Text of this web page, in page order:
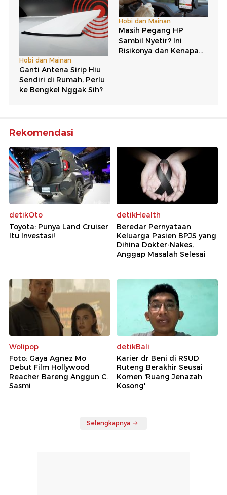
Rekomendasi
detikOto
Toyota: Punya Land Cruiser
Itu Investasi!
detikHealth
Beredar Pernyataan
Keluarga Pasien BPJS yang
Dihina Dokter-Nakes,
Anggap Masalah Selesai
Wolipop
Foto: Gaya Agnez Mo
Debut Film Hollywood
Reacher Bareng Anggun C.
Sasmi
detikBali
Karier dr Beni di RSUD
Ruteng Berakhir Seusai
Komen 'Ruang Jenazah
Kosong'
Selengkapnya